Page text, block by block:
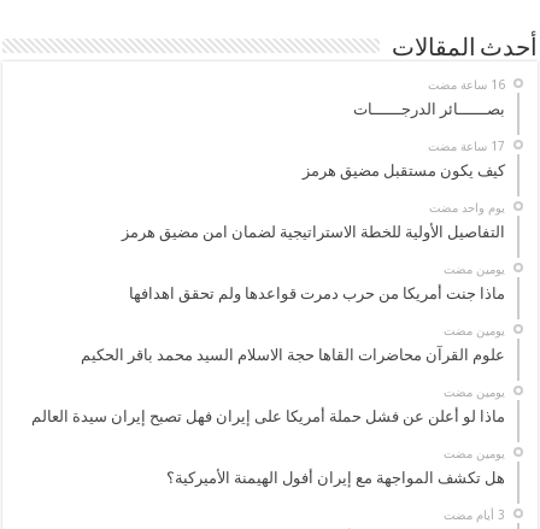
أحدث المقالات
‏16 ساعة مضت
بصــــــائر الدرجــــــات
كيف يكون مستقبل مضيق هرمز
‏يوم واحد مضت
التفاصيل الأولية للخطة الاستراتيجية لضمان امن مضيق هرمز
‏يومين مضت
ماذا جنت أمريكا من حرب دمرت قواعدها ولم تحقق اهدافها
‏يومين مضت
علوم القرآن محاضرات القاها حجة الاسلام السيد محمد باقر الحكيم
‏يومين مضت
ماذا لو أعلن عن فشل حملة أمريكا على إيران فهل تصبح إيران سيدة العالم
‏يومين مضت
هل تكشف المواجهة مع إيران أفول الهيمنة الأميركية؟